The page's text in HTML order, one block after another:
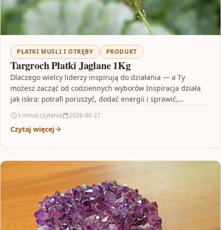
PŁATKI MUSLI I OTRĘBY PRODUKT
Targroch Płatki Jaglane 1Kg
Dlaczego wielcy liderzy inspirują do działania — a Ty
możesz zacząć od codziennych wyborów Inspiracja działa
jak iskra: potrafi poruszyć, dodać energii i sprawić,…
3 minut czytania 2026-06-27
Czytaj więcej